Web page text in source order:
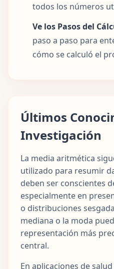
todos los números
Ve los Pasos del
paso a paso para
cómo se calculó el
Últimos
Investigación
La media aritmética
utilizado para resumir
deben ser conscientes
especialmente en
o distribuciones
mediana o la moda
representación más
central.
En aplicaciones de